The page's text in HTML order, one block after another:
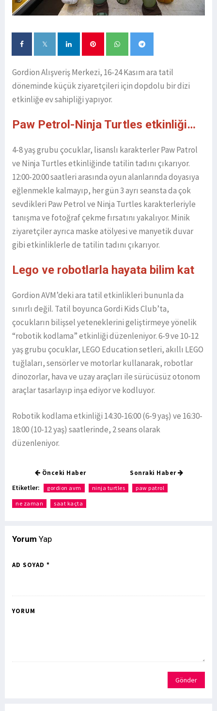
Gordion Alışveriş Merkezi, 16-24 Kasım ara tatil
döneminde küçük ziyaretçileri için dopdolu bir dizi
etkinliğe ev sahipliği yapıyor.
Paw Petrol-Ninja Turtles etkinliği…
4-8 yaş grubu çocuklar, lisanslı karakterler Paw Patrol
ve Ninja Turtles etkinliğinde tatilin tadını çıkarıyor.
12:00-20:00 saatleri arasında oyun alanlarında doyasıya
eğlenmekle kalmayıp, her gün 3 ayrı seansta da çok
sevdikleri Paw Petrol ve Ninja Turtles karakterleriyle
tanışma ve fotoğraf çekme fırsatını yakalıyor. Minik
ziyaretçiler ayrıca maske atölyesi ve manyetik duvar
gibi etkinliklerle de tatilin tadını çıkarıyor.
Lego ve robotlarla hayata bilim kat
Gordion AVM’deki ara tatil etkinlikleri bununla da
sınırlı değil. Tatil boyunca Gordi Kids Club’ta,
çocukların bilişsel yeteneklerini geliştirmeye yönelik
“robotik kodlama” etkinliği düzenleniyor. 6-9 ve 10-12
yaş grubu çocuklar, LEGO Education setleri, akıllı LEGO
tuğlaları, sensörler ve motorlar kullanarak, robotlar
dinozorlar, hava ve uzay araçları ile sürücüsüz otonom
araçlar tasarlayıp inşa ediyor ve kodluyor.
Robotik kodlama etkinliği 14:30-16:00 (6-9 yaş) ve 16:30-
18:00 (10-12 yaş) saatlerinde, 2 seans olarak
düzenleniyor.
Önceki Haber Sonraki Haber
Etiketler: gordion avm ninja turtles paw patrol
ne zaman saat kaçta
Yorum Yap
AD SOYAD *
YORUM
Gönder